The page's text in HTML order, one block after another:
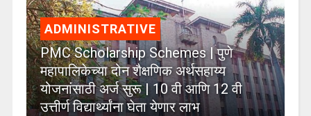
ADMINISTRATIVE
PMC Scholarship Schemes | पुणे
महापालिकेच्या दोन शैक्षणिक अर्थसहाय्य
योजनांसाठी अर्ज सुरू | 10 वी आणि 12 वी
उत्तीर्ण विद्यार्थ्यांना घेता येणार लाभ